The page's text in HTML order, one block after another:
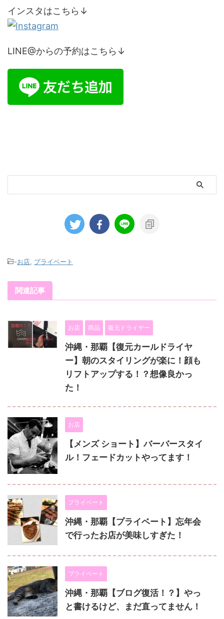
インスタはこちら↓
LINE@からの予約はこちら↓
-お店 プライベート
関連記事
お店 商品 復元ドライヤー
沖縄・那覇【復元カールドライヤ
ー】朝のスタイリングが楽に！顔も
リフトアップする！？想像良かっ
た！
お店
【メンズ ショート】バーバースタイ
ル！フェードカットやってます！
プライベート
沖縄・那覇【プライベート】忘年会
で行ったお店が美味しすぎた！
プライベート
沖縄・那覇【ブログ復活！？】やっ
と書けるけど、まだ直ってません！